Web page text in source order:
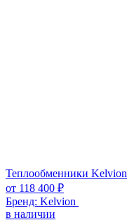
Теплообменники Kelvion
от 118 400 ₽
Бренд: Kelvion
в наличии